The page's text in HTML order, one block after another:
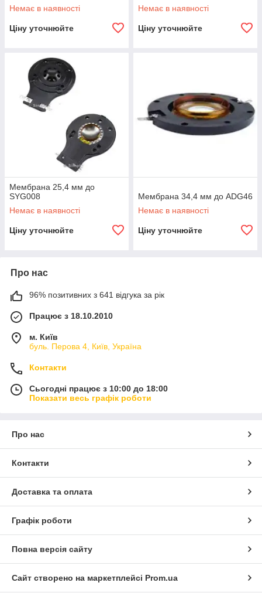
Немає в наявності
Ціну уточнюйте
Немає в наявності
Ціну уточнюйте
Мембрана 25,4 мм до
SYG008
Немає в наявності
Ціну уточнюйте
Мембрана 34,4 мм до ADG46
Немає в наявності
Ціну уточнюйте
Про нас
96% позитивних з 641 відгука за рік
Працює з 18.10.2010
м. Київ
буль. Перова 4, Київ, Україна
Контакти
Сьогодні працює з 10:00 до 18:00
Показати весь графік роботи
Про нас
Контакти
Доставка та оплата
Графік роботи
Повна версія сайту
Сайт створено на маркетплейсі Prom.ua